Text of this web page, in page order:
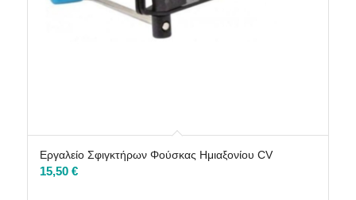
Εργαλείο Σφιγκτήρων Φούσκας Ημιαξονίου CV
15,50 €